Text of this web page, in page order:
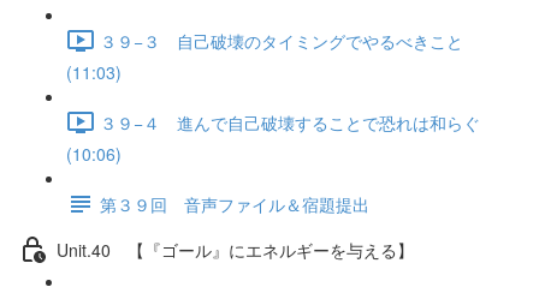
３９−３ 自己破壊のタイミングでやるべきこと
(11:03)
３９−４ 進んで自己破壊することで恐れは和らぐ
(10:06)
第３９回 音声ファイル＆宿題提出
Unit.40 【『ゴール』にエネルギーを与える】